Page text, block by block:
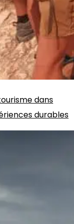
dans
durables